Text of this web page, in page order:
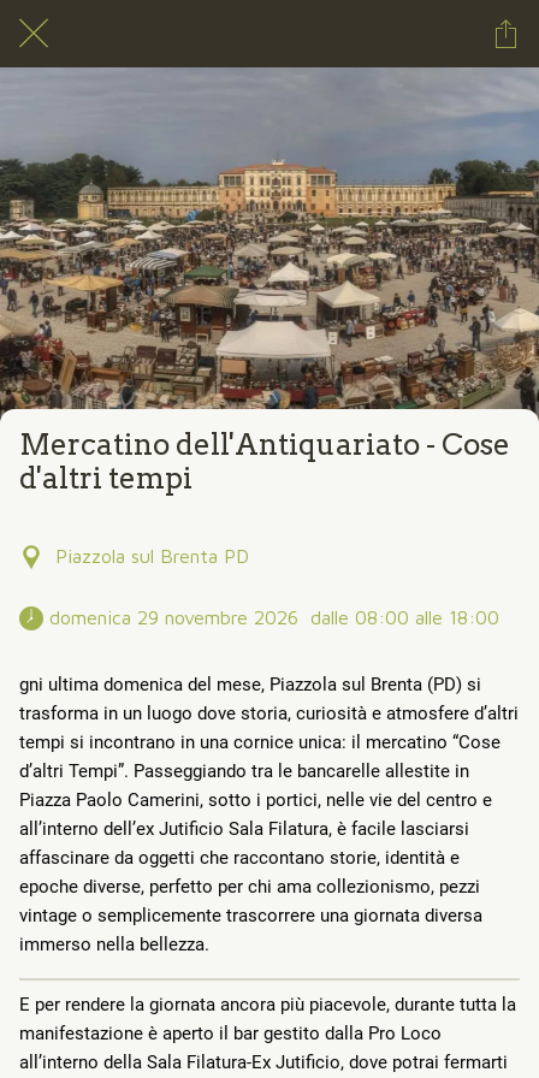
Mercatino dell'Antiquariato - Cose
d'altri tempi
Piazzola sul Brenta PD
domenica 29 novembre 2026  dalle 08:00 alle 18:00
gni ultima domenica del mese, Piazzola sul Brenta (PD) si
trasforma in un luogo dove storia, curiosità e atmosfere d’altri
tempi si incontrano in una cornice unica: il mercatino “Cose
d’altri Tempi”. Passeggiando tra le bancarelle allestite in
Piazza Paolo Camerini, sotto i portici, nelle vie del centro e
all’interno dell’ex Jutificio Sala Filatura, è facile lasciarsi
affascinare da oggetti che raccontano storie, identità e
epoche diverse, perfetto per chi ama collezionismo, pezzi
vintage o semplicemente trascorrere una giornata diversa
immerso nella bellezza.
E per rendere la giornata ancora più piacevole, durante tutta la
manifestazione è aperto il bar gestito dalla Pro Loco
all’interno della Sala Filatura-Ex Jutificio, dove potrai fermarti